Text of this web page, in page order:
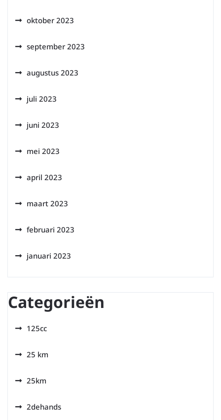
oktober 2023
september 2023
augustus 2023
juli 2023
juni 2023
mei 2023
april 2023
maart 2023
februari 2023
januari 2023
Categorieën
125cc
25 km
25km
2dehands